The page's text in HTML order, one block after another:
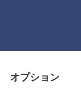
オプション